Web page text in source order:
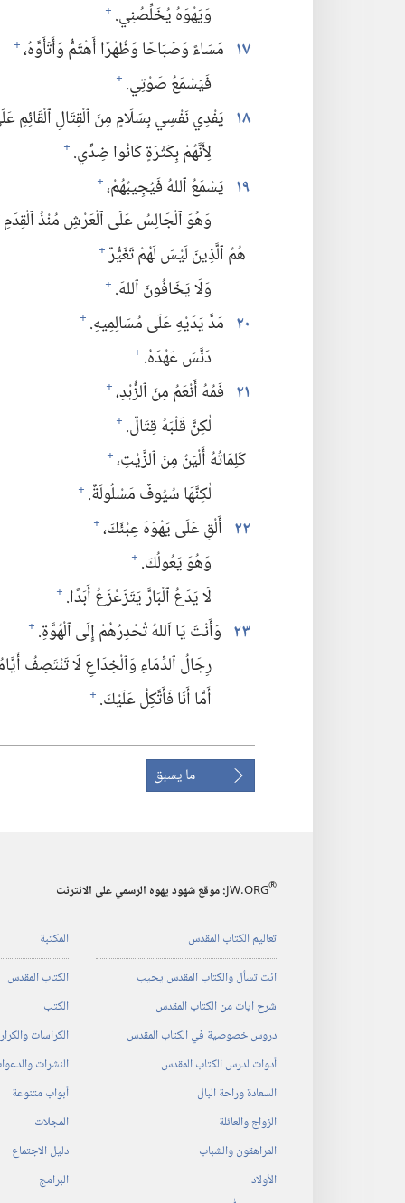
وَيَهْوَهُ يُخَلِّصُنِي.‏ +
١٧ مَسَاءً وَصَبَاحًا وَظُهْرًا أَهْتَمُّ وَأَتَأَوَّهُ،‏+
فَيَسْمَعُ صَوْتِي.‏ +
١٨ يَفْدِي نَفْسِي بِسَلَامٍ مِنَ ٱلْقِتَالِ ٱلْقَائِمِ
لِأَنَّهُمْ بِكَثْرَةٍ كَانُوا ضِدِّي.‏ +
١٩ يَسْمَعُ ٱللهُ فَيُجِيبُهُمْ،‏+
وَهُوَ ٱلْجَالِسُ عَلَى ٱلْعَرْشِ مُنْذُ ٱلْقِدَمِ
هُمُ ٱلَّذِينَ لَيْسَ لَهُمْ تَغَيُّرٌ+
وَلَا يَخَافُونَ ٱللهَ.‏ +
٢٠ مَدَّ يَدَيْهِ عَلَى مُسَالِمِيهِ.‏ +
دَنَّسَ عَهْدَهُ.‏ +
٢١ فَمُهُ أَنْعَمُ مِنَ ٱلزُّبْدِ،‏+
لٰكِنَّ قَلْبَهُ قِتَالٌ.‏ +
كَلِمَاتُهُ أَلْيَنُ مِنَ ٱلزَّيْتِ،‏+
لٰكِنَّهَا سُيُوفٌ مَسْلُولَةٌ.‏ +
٢٢ أَلْقِ عَلَى يَهْوَهَ عِبْئَكَ،‏+
وَهُوَ يَعُولُكَ.‏ +
لَا يَدَعُ ٱلْبَارَّ يَتَزَعْزَعُ أَبَدًا.‏ +
٢٣ وَأَنْتَ يَا اَللهُ تُحْدِرُهُمْ إِلَى ٱلْهُوَّةِ.‏ +
رِجَالُ ٱلدِّمَاءِ وَٱلْخِدَاعِ لَا تَنْتَصِفُ
أَمَّا أَنَا فَأَتَّكِلُ عَلَيْكَ.‏ +
ما يسبق
JW.ORG® :‏ موقع شهود يهوه الرسمي على الانترنت
تعاليم الكتاب المقدس
انت تسأل والكتاب المقدس يجيب
شرح آيات من الكتاب المقدس
دروس خصوصية في الكتاب المقدس
أدوات لدرس الكتاب المقدس
السعادة وراحة البال
الزواج والعائلة
المراهقون والشباب
الأولاد
المكتبة
الكتاب المقدس
الكتب
الكراسات
النشرات
أبواب متنوعة
المجلات
دليل الاجتماع
البرامج